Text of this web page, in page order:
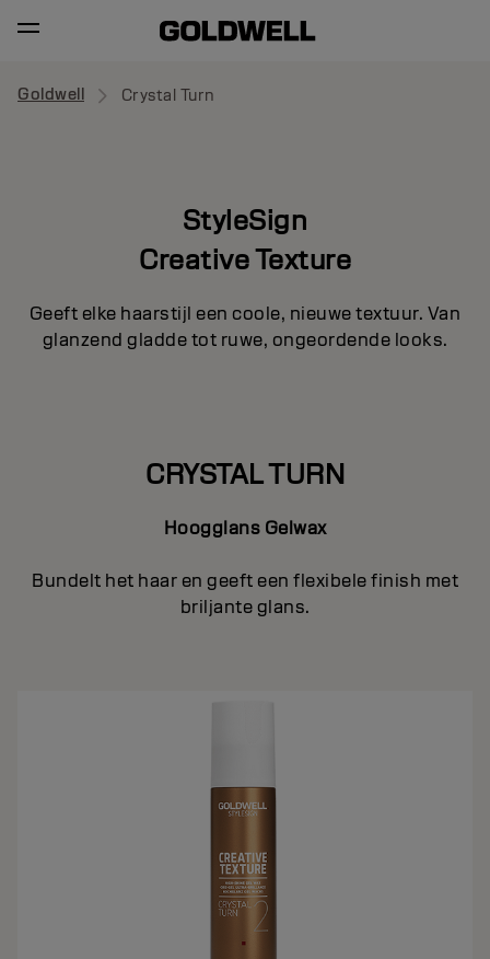
Goldwell Crystal Turn
StyleSign
Creative Texture
Geeft elke haarstijl een coole, nieuwe textuur. Van
glanzend gladde tot ruwe, ongeordende looks.
CRYSTAL TURN
Hoogglans Gelwax
Bundelt het haar en geeft een flexibele finish met
briljante glans.